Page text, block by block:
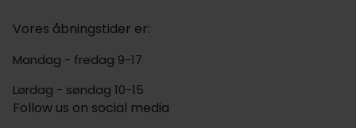
Vores åbningstider er:
Mandag - fredag 9-17
Lørdag - søndag 10-15
Follow us on social media